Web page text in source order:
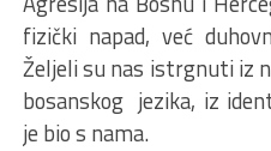
fizički napad, već
Željeli su nas istrgnuti iz
bosanskog jezika, iz
je bio s nama.